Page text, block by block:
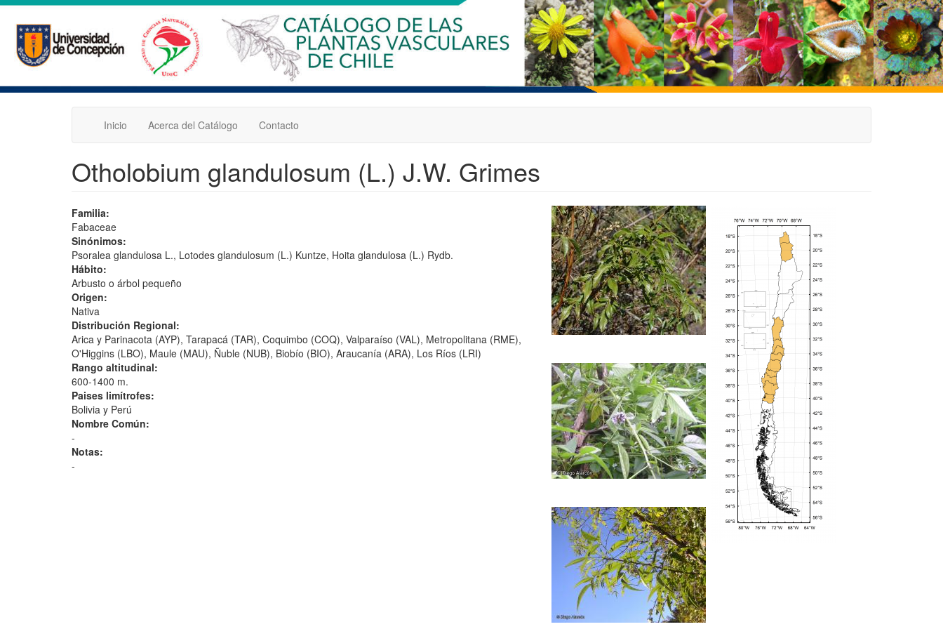
Pasar
contenido
principal
Inicio Acerca del Catálogo Contacto
Otholobium glandulosum (L.) J.W. Grimes
Familia:
Fabaceae
Sinónimos:
Psoralea glandulosa L., Lotodes glandulosum (L.) Kuntze, Hoita glandulosa (L.) Rydb.
Hábito:
Arbusto o árbol pequeño
Origen:
Nativa
Distribución Regional:
Arica y Parinacota (AYP), Tarapacá (TAR), Coquimbo (COQ), Valparaíso (VAL), Metropolitana (RME),
O'Higgins (LBO), Maule (MAU), Ñuble (NUB), Biobío (BIO), Araucanía (ARA), Los Ríos (LRI)
Rango altitudinal:
600-1400 m.
Paises limítrofes:
Bolivia y Perú
Nombre Común:
-
Notas:
-